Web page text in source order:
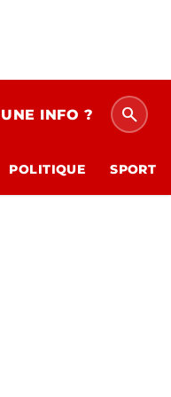
UNE INFO ? search
POLITIQUE SPORT